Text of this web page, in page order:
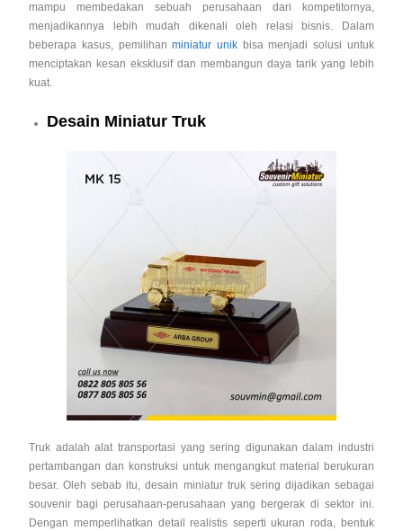
mampu membedakan sebuah perusahaan dari kompetitornya,
menjadikannya lebih mudah dikenali oleh relasi bisnis. Dalam
beberapa kasus, pemilihanminiatur unik bisa menjadi solusi untuk
menciptakan kesan eksklusif dan membangun daya tarik yang lebih
kuat.
Desain Miniatur Truk
Truk adalah alat transportasi yang sering digunakan dalam industri
pertambangan dan konstruksi untuk mengangkut material berukuran
besar. Oleh sebab itu, desain miniatur truk sering dijadikan sebagai
souvenir bagi perusahaan-perusahaan yang bergerak di sektor ini.
Dengan memperlihatkan detail realistis seperti ukuran roda, bentuk